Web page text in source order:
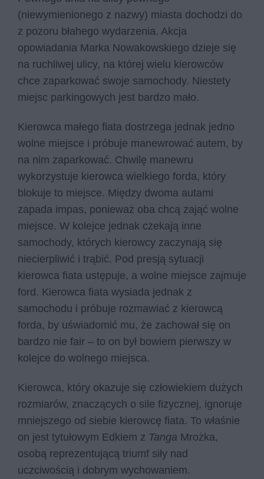
(niewymienionego z nazwy) miasta dochodzi do
z pozoru błahego wydarzenia. Akcja
opowiadania Marka Nowakowskiego dzieje się
na ruchliwej ulicy, na której wielu kierowców
chce zaparkować swoje samochody. Niestety
miejsc parkingowych jest bardzo mało.
Kierowca małego fiata dostrzega jednak jedno
wolne miejsce i próbuje manewrować autem, by
na nim zaparkować. Chwilę manewru
wykorzystuje kierowca wielkiego forda, który
blokuje to miejsce. Między dwoma autami
zapada impas, ponieważ oba chcą zająć wolne
miejsce. W kolejce jednak czekają inne
samochody, których kierowcy zaczynają się
niecierpliwić i trąbić. Pod presją sytuacji
kierowca fiata ustępuje, a wolne miejsce zajmuje
ford. Kierowca fiata wysiada jednak z
samochodu i próbuje rozmawiać z kierowcą
forda, by uświadomić mu, że zachował się on
bardzo nie fair – to on był bowiem pierwszy w
kolejce do wolnego miejsca.
Kierowca, który okazuje się człowiekiem dużych
rozmiarów, znaczących o sile fizycznej, ignoruje
mniejszego od siebie kierowcę fiata. To właśnie
on jest tytułowym Edkiem z Tanga Mrożka,
osobą reprezentującą triumf siły nad
uczciwością i dobrym wychowaniem.